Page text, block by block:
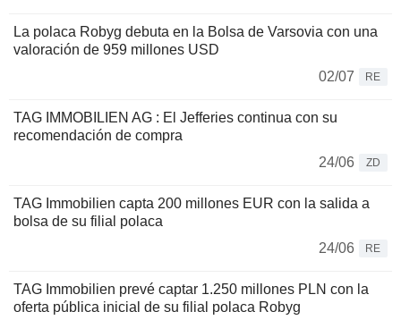
La polaca Robyg debuta en la Bolsa de Varsovia con una
valoración de 959 millones USD
02/07
RE
TAG IMMOBILIEN AG : El Jefferies continua con su
recomendación de compra
24/06
ZD
TAG Immobilien capta 200 millones EUR con la salida a
bolsa de su filial polaca
24/06
RE
TAG Immobilien prevé captar 1.250 millones PLN con la
oferta pública inicial de su filial polaca Robyg